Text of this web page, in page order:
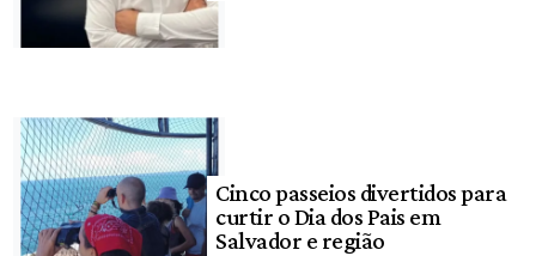
Cinco passeios divertidos para
curtir o Dia dos Pais em
Salvador e região